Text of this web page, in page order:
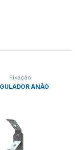
Fixação
ANÃO